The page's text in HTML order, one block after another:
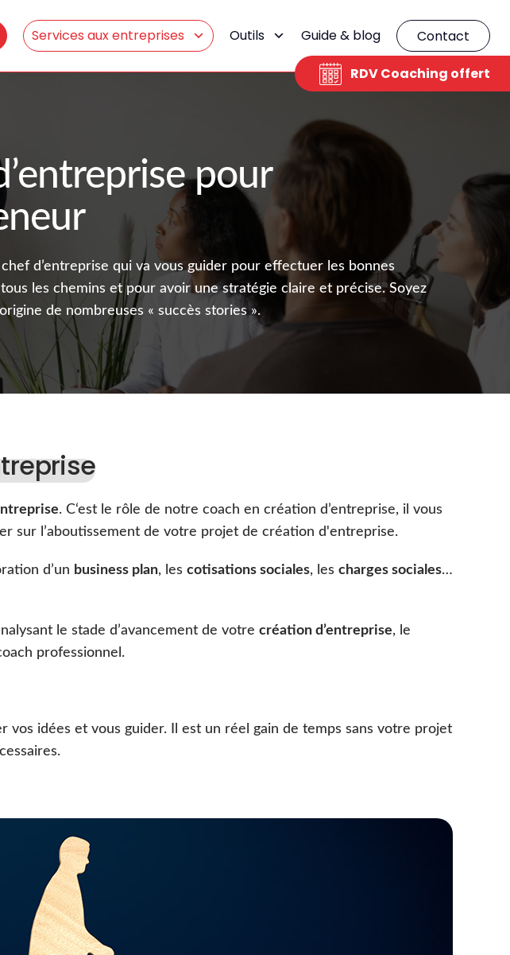
Services aux entreprises Outils Guide & blog Contact
RDV Coaching offert
pour
d’entreprise qui va vous guider pour effectuer les bonnes
les chemins et pour avoir une stratégie claire et précise. Soyez
de nombreuses « succès stories ».
. C‘est le rôle de notre coach en création d’entreprise, il vous
sur l’aboutissement de votre projet de création d'entreprise.
d’un business plan, les cotisations sociales, les charges sociales…
le stade d’avancement de votre création d’entreprise, le
professionnel.
vos idées et vous guider. Il est un réel gain de temps sans votre projet